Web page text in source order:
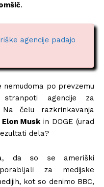
.
agencije padajo
nemudoma po prevzemu
agencije za
čelu razkrinkavanja
Elon Muskin DOGE (urad
dela?
da so se ameriški
za medijske
kot so denimo BBC,